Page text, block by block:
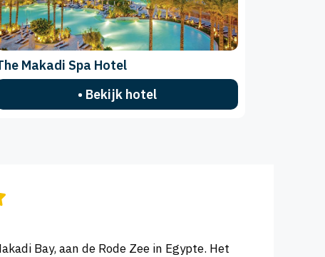
Makadi Spa Hotel
• Bekijk hotel
Bay, aan de Rode Zee in Egypte. Het